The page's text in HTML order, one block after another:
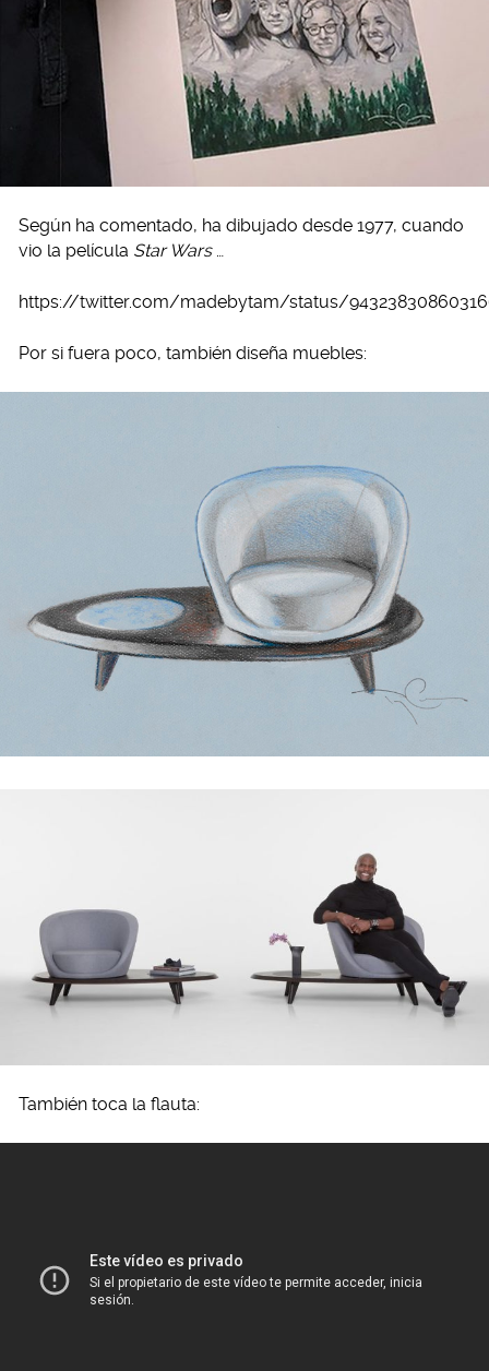
Según ha comentado, ha dibujado desde 1977, cuando
vio la película Star Wars
https://twitter.com/madebytam/status/
Por si fuera poco, también diseña muebles:
También toca la flauta: